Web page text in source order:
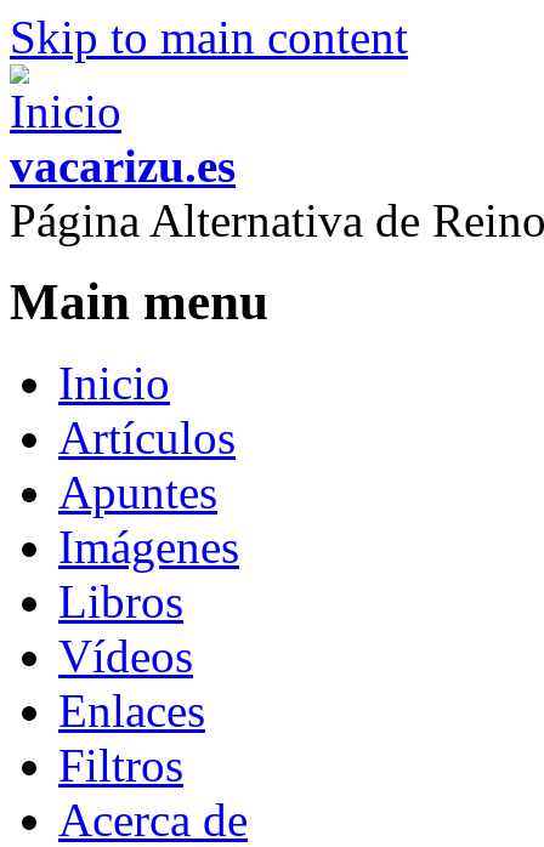
Skip to main content
vacarizu.es
Página Alternativa de
Main menu
Inicio
Artículos
Apuntes
Imágenes
Libros
Vídeos
Enlaces
Filtros
Acerca de